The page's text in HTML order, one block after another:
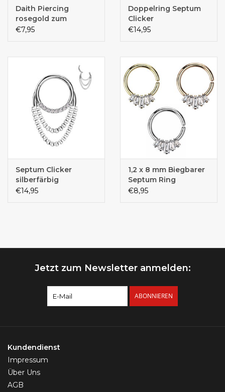
Daith Piercing
rosegold zum
aufbiegen
€7,95
Doppelring Septum
Clicker
€14,95
Septum Clicker
silberfärbig
€14,95
1,2 x 8 mm Biegbarer
Septum Ring
€8,95
Jetzt zum Newsletter anmelden:
ABONNIEREN
Kundendienst
Impressum
Über Uns
AGB